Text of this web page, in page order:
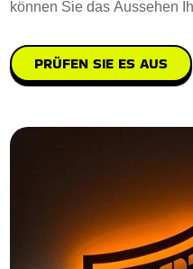
können Sie das Aussehen
PRÜFEN SIE ES AUS